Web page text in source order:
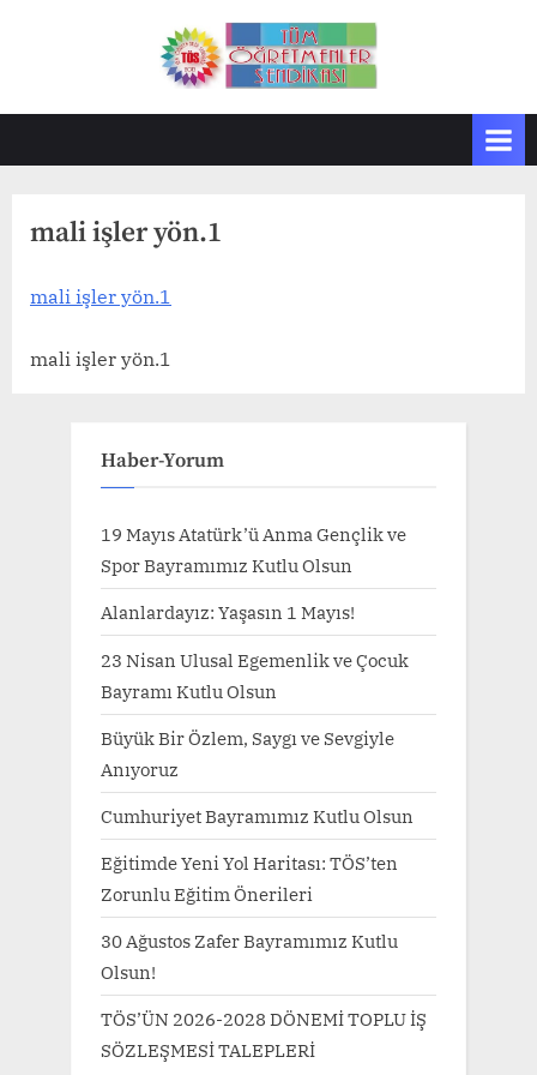
TTüm
Öğretmenler
Sendikası
mali işler yön.1
mali işler yön.1
mali işler yön.1
Haber-Yorum
19 Mayıs Atatürk’ü Anma Gençlik ve
Spor Bayramımız Kutlu Olsun
Alanlardayız: Yaşasın 1 Mayıs!
23 Nisan Ulusal Egemenlik ve Çocuk
Bayramı Kutlu Olsun
Büyük Bir Özlem, Saygı ve Sevgiyle
Anıyoruz
Cumhuriyet Bayramımız Kutlu Olsun
Eğitimde Yeni Yol Haritası: TÖS’ten
Zorunlu Eğitim Önerileri
30 Ağustos Zafer Bayramımız Kutlu
Olsun!
TÖS’ÜN 2026-2028 DÖNEMİ TOPLU İŞ
SÖZLEŞMESİ TALEPLERİ